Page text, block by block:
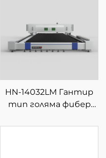
HN-14032LM Гантир
тип голяма фибер
рязане